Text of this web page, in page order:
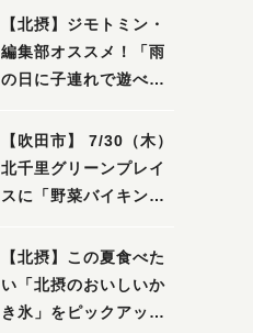
中・箕面・吹田・茨
木・高槻）
【北摂】ジモトミン・
編集部オススメ！「雨
の日に子連れで遊べる
（高槻・箕面・吹田・
豊中・茨木・池田）
【吹田市】 7/30（木）
北千里グリーンプレイ
スに「野菜バイキング
ting 北千里店」がオ
ープン予定！
【北摂】この夏食べた
い「北摂のおいしいか
き氷」をピックアッ